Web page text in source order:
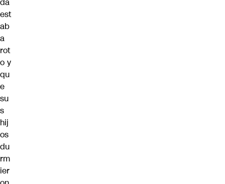
da
est
ab
a
rot
o y
qu
e
su
s
hij
os
du
rm
ier